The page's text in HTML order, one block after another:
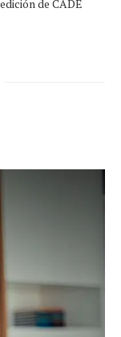
de CADE